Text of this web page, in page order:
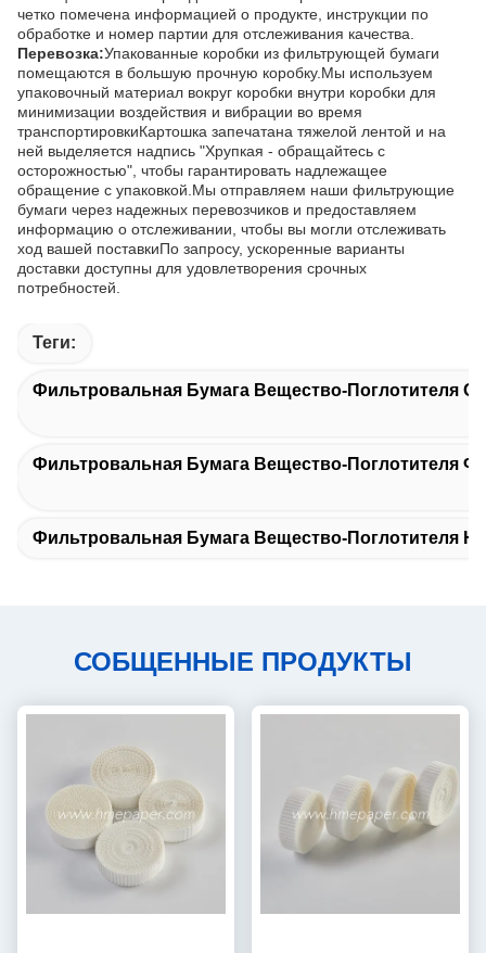
четко помечена информацией о продукте, инструкции по
обработке и номер партии для отслеживания качества.
Перевозка:Упакованные коробки из фильтрующей бумаги
помещаются в большую прочную коробку.Мы используем
упаковочный материал вокруг коробки внутри коробки для
минимизации воздействия и вибрации во время
транспортировкиКартошка запечатана тяжелой лентой и на
ней выделяется надпись "Хрупкая - обращайтесь с
осторожностью", чтобы гарантировать надлежащее
обращение с упаковкой.Мы отправляем наши фильтрующие
бумаги через надежных перевозчиков и предоставляем
информацию о отслеживании, чтобы вы могли отслеживать
ход вашей поставкиПо запросу, ускоренные варианты
доставки доступны для удовлетворения срочных
потребностей.
Теги:
Фильтровальная Бумага Вещество-Поглотителя
Фильтровальная Бумага Вещество-Поглотителя
Фильтровальная Бумага Вещество-Поглотителя
СОБЩЕННЫЕ ПРОДУКТЫ